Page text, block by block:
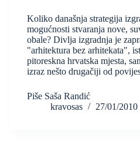
Koliko današnja strategija
mogućnosti stvaranja nove,
obale? Divlja izgradnja je
"arhitektura bez arhitekata",
pitoreskna hrvatska mjesta,
izraz nešto drugačiji od
Piše Saša Randić
kravosas
27/01/2010